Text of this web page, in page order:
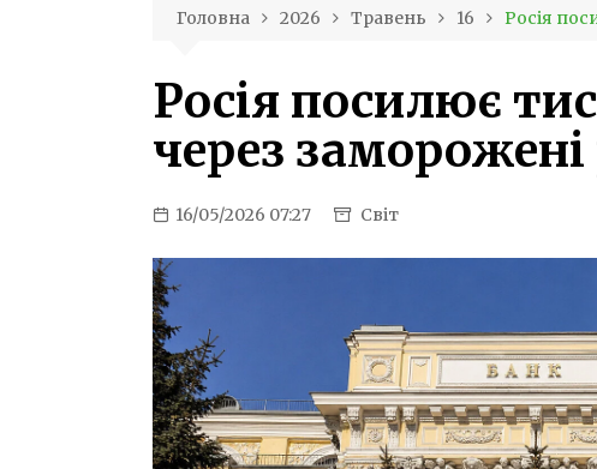
Головна 2026 Травень 16 Росія
Росія посилює
через заморожені
16/05/2026 07:27 Світ